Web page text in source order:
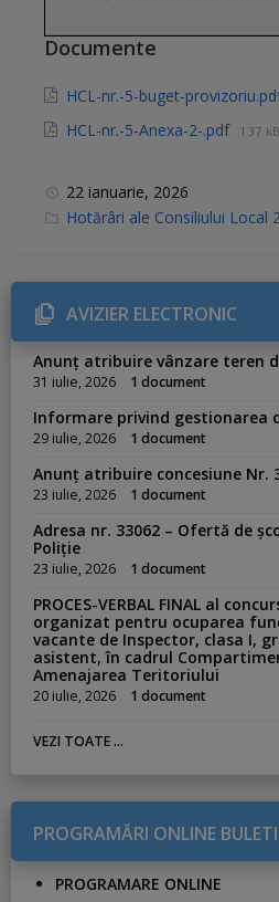
Documente
HCL-nr.-5-buget-
HCL-nr.-5-Anexa-2-.pdf 137 kB
22 ianuarie, 2026
C
r
i
e
s
Hotărâri ale Consiliului Local
AVIZIER ELECTRONIC
Anunț atribuire vânzare teren
31 iulie, 2026 1 document
Informare privind gestionarea
29 iulie, 2026 1 document
Anunț atribuire concesiune Nr.
23 iulie, 2026 1 document
Adresa nr. 33062 – Ofertă de
Poliție
23 iulie, 2026 1 document
PROCES-VERBAL FINAL al
organizat pentru ocuparea
vacante de Inspector, clasa I,
asistent, în cadrul
Amenajarea Teritoriului
20 iulie, 2026 1 document
VEZI TOATE ...
PROGRAMĂRI ONLINE
PROGRAMARE ONLINE